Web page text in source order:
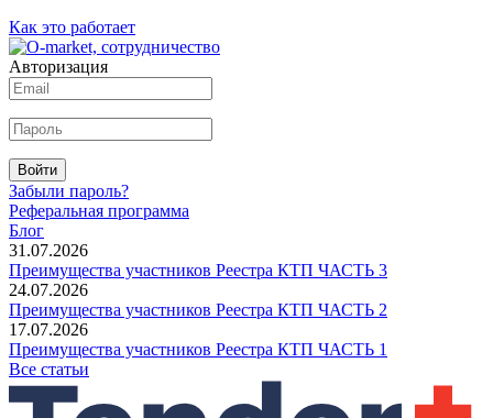
Как это работает
Авторизация
Войти
Забыли пароль?
Реферальная программа
Блог
31.07.2026
Преимущества участников Реестра КТП ЧАСТЬ 3
24.07.2026
Преимущества участников Реестра КТП ЧАСТЬ 2
17.07.2026
Преимущества участников Реестра КТП ЧАСТЬ 1
Все статьи